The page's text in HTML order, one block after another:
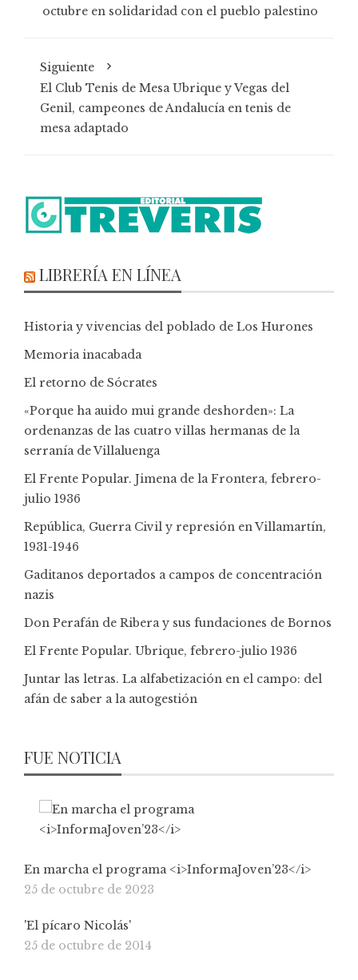
octubre en solidaridad con el pueblo palestino
Siguiente
El Club Tenis de Mesa Ubrique y Vegas del
Genil, campeones de Andalucía en tenis de
mesa adaptado
LIBRERÍA EN LÍNEA
Historia y vivencias del poblado de Los Hurones
Memoria inacabada
El retorno de Sócrates
«Porque ha auido mui grande deshorden»: La
ordenanzas de las cuatro villas hermanas de la
serranía de Villaluenga
El Frente Popular. Jimena de la Frontera, febrero-
julio 1936
República, Guerra Civil y represión en Villamartín,
1931-1946
Gaditanos deportados a campos de concentración
nazis
Don Perafán de Ribera y sus fundaciones de Bornos
El Frente Popular. Ubrique, febrero-julio 1936
Juntar las letras. La alfabetización en el campo: del
afán de saber a la autogestión
FUE NOTICIA
En marcha el programa <i>InformaJoven’23</i>
25 de octubre de 2023
'El pícaro Nicolás'
25 de octubre de 2014